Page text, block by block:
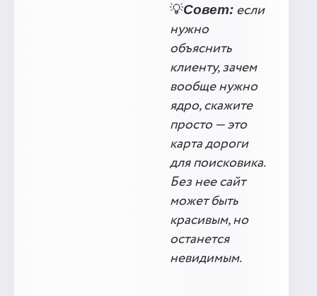
💡Совет: если
нужно
объяснить
клиенту, зачем
вообще нужно
ядро, скажите
просто — это
карта дороги
для поисковика.
Без нее сайт
может быть
красивым, но
останется
невидимым.